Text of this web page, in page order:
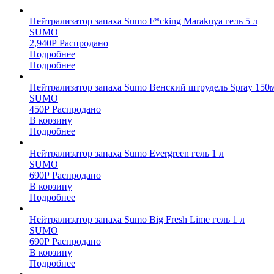
Нейтрализатор запаха Sumo F*cking Marakuya гель 5 л
SUMO
2,940Р Распродано
Подробнее
Подробнее
Нейтрализатор запаха Sumo Венский штрудель Spray
SUMO
450Р Распродано
В корзину
Подробнее
Нейтрализатор запаха Sumo Evergreen гель 1 л
SUMO
690Р Распродано
В корзину
Подробнее
Нейтрализатор запаха Sumo Big Fresh Lime гель 1 л
SUMO
690Р Распродано
В корзину
Подробнее